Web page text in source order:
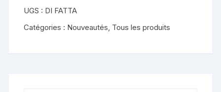
Flight
-
UGS : DI FATTA
Catégories : Nouveautés, Tous les produits